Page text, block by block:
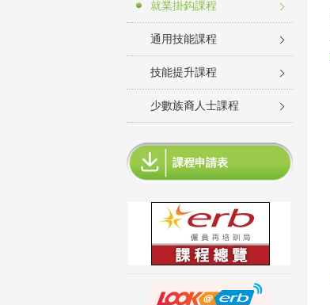
就業掛鈎課程
通用技能課程
技能提升課程
少數族裔人士課程
課程申請表